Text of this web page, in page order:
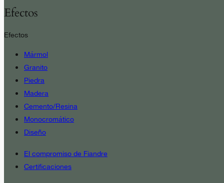
Efectos
Efectos
Mármol
Granito
Piedra
Madera
Cemento/Resina
Monocromático
Diseño
El compromiso de Fiandre
Certificaciones